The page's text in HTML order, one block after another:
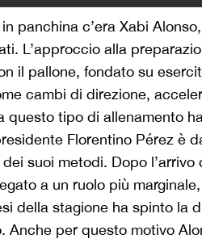
panchina c’era Xabi
L’approccio alla
il pallone, fondato su
cambi di direzione,
questo tipo di allenamento
Florentino Pérez è
suoi metodi. Dopo
a un ruolo più
della stagione ha spinto la
Anche per questo motivo